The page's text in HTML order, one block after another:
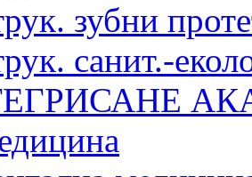
зубни
санит.-